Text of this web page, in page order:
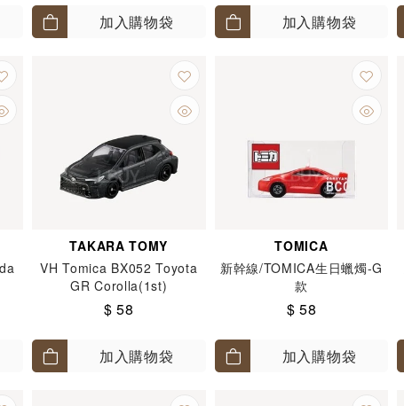
加入購物袋 加入購物袋
TAKARA TOMY
VH Tomica BX052 Toyota
GR Corolla(1st)
$ 58
加入購物袋
TOMICA
新幹線/TOMICA生日蠟燭-G
款
$ 58
加入購物袋